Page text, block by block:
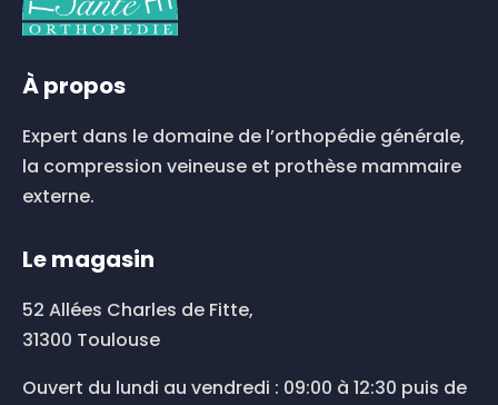
être
choisies
la
du
produit
À propos
Expert dans le domaine de l’orthopédie générale,
la compression veineuse et prothèse mammaire
externe.
Le magasin
52 Allées Charles de Fitte,
31300 Toulouse
Ouvert du lundi au vendredi : 09:00 à 12:30 puis de